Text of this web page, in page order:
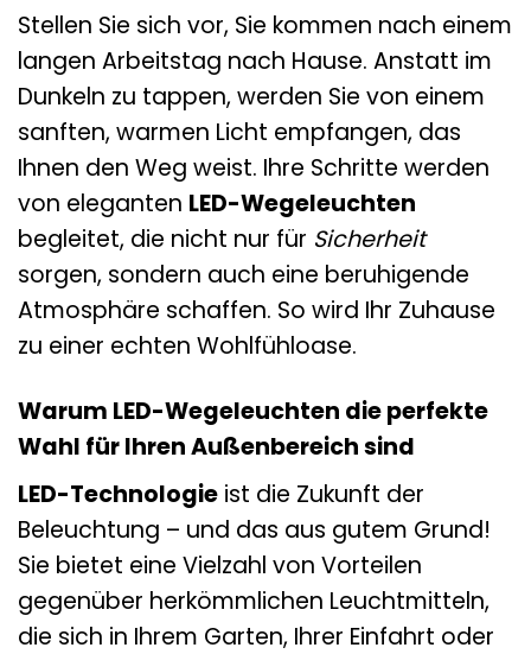
Stellen Sie sich vor, Sie kommen nach einem
langen Arbeitstag nach Hause. Anstatt im
Dunkeln zu tappen, werden Sie von einem
sanften, warmen Licht empfangen, das
Ihnen den Weg weist. Ihre Schritte werden
von eleganten LED-Wegeleuchten
begleitet, die nicht nur für Sicherheit
sorgen, sondern auch eine beruhigende
Atmosphäre schaffen. So wird Ihr Zuhause
zu einer echten Wohlfühloase.
Warum LED-Wegeleuchten die perfekte
Wahl für Ihren Außenbereich sind
LED-Technologie ist die Zukunft der
Beleuchtung – und das aus gutem Grund!
Sie bietet eine Vielzahl von Vorteilen
gegenüber herkömmlichen Leuchtmitteln,
die sich in Ihrem Garten, Ihrer Einfahrt oder